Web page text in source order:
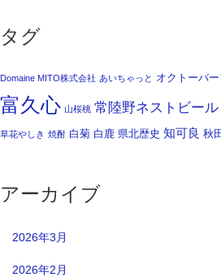
タグ
Domaine MITO株式会社 あいちゃっと オクトーバー
富久心 山桜桃 常陸野ネストビール
草花やしき 焼酎 白菊 白鹿 県北歴史 知可良 秋
アーカイブ
2026年3月
2026年2月